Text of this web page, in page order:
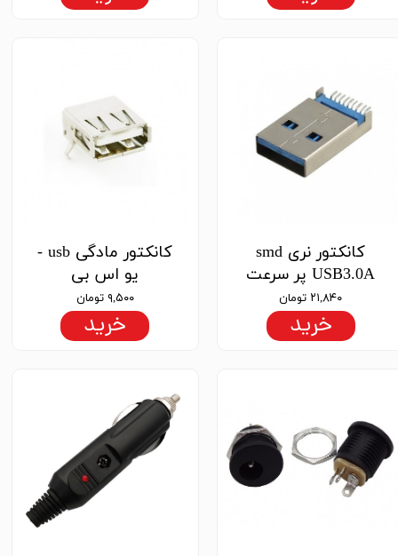
کانکتور نری smd
USB3.0A پر سرعت
۲۱,۸۴۰ تومان
خرید
کانکتور مادگی usb -
یو اس بی
۹,۵۰۰ تومان
خرید